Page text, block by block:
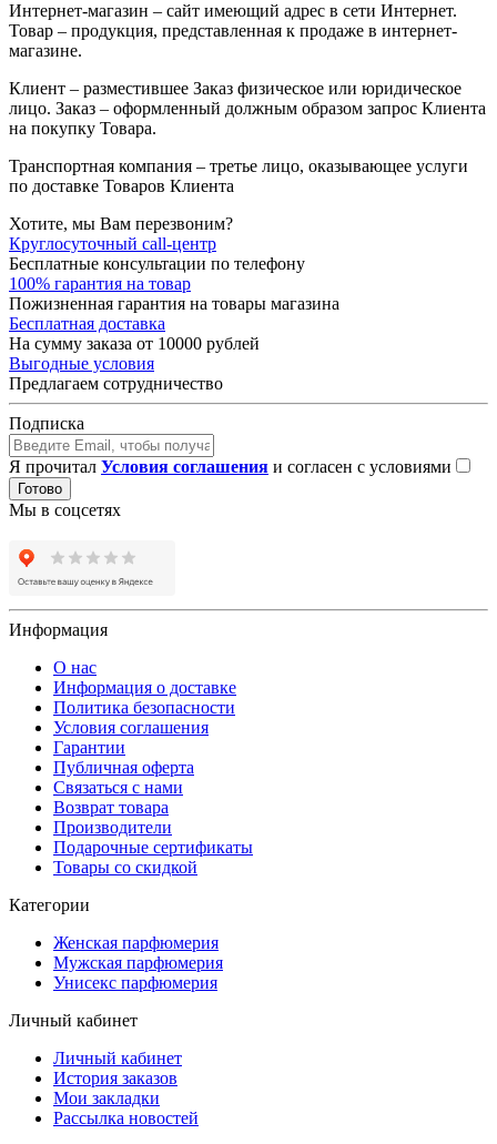
Интернет-магазин – сайт имеющий адрес в сети Интернет.
Товар – продукция, представленная к продаже в интернет-
магазине.
Клиент – разместившее Заказ физическое или юридическое
лицо. Заказ – оформленный должным образом запрос Клиента
на покупку Товара.
Транспортная компания – третье лицо, оказывающее услуги
по доставке Товаров Клиента
Хотите, мы Вам перезвоним?
Круглосуточный call-центр
Бесплатные консультации по телефону
100% гарантия на товар
Пожизненная гарантия на товары магазина
Бесплатная доставка
На сумму заказа от 10000 рублей
Выгодные условия
Предлагаем сотрудничество
Подписка
Я прочитал Условия соглашения и согласен с условиями
Готово
Мы в соцсетях
Информация
О нас
Информация о доставке
Политика безопасности
Условия соглашения
Гарантии
Публичная оферта
Связаться с нами
Возврат товара
Производители
Подарочные сертификаты
Товары со скидкой
Категории
Женская парфюмерия
Мужская парфюмерия
Унисекс парфюмерия
Личный кабинет
Личный кабинет
История заказов
Мои закладки
Рассылка новостей